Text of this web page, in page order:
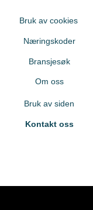
Bruk av cookies
Næringskoder
Bransjesøk
Om oss
Bruk av siden
Kontakt oss